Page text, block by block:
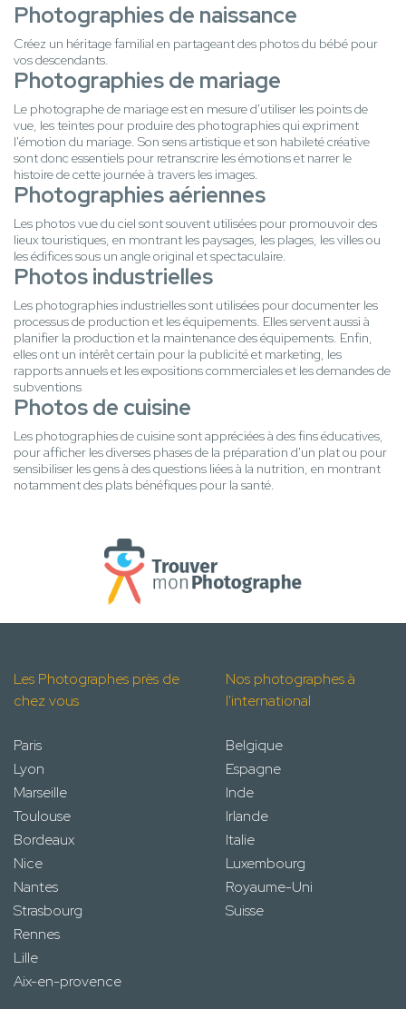
Photographies de naissance
Créez un héritage familial en partageant des photos du bébé pour
vos descendants.
Photographies de mariage
Le photographe de mariage est en mesure d'utiliser les points de
vue, les teintes pour produire des photographies qui expriment
l'émotion du mariage. Son sens artistique et son habileté créative
sont donc essentiels pour retranscrire les émotions et narrer le
histoire de cette journée à travers les images.
Photographies aériennes
Les photos vue du ciel sont souvent utilisées pour promouvoir des
lieux touristiques, en montrant les paysages, les plages, les villes ou
les édifices sous un angle original et spectaculaire.
Photos industrielles
Les photographies industrielles sont utilisées pour documenter les
processus de production et les équipements. Elles servent aussi à
planifier la production et la maintenance des équipements. Enfin,
elles ont un intérêt certain pour la publicité et marketing, les
rapports annuels et les expositions commerciales et les demandes de
subventions
Photos de cuisine
Les photographies de cuisine sont appréciées à des fins éducatives,
pour afficher les diverses phases de la préparation d'un plat ou pour
sensibiliser les gens à des questions liées à la nutrition, en montrant
notamment des plats bénéfiques pour la santé.
Les Photographes près de
chez vous
Paris
Lyon
Marseille
Toulouse
Bordeaux
Nice
Nantes
Strasbourg
Rennes
Lille
Aix-en-provence
Nos photographes à
l'international
Belgique
Espagne
Inde
Irlande
Italie
Luxembourg
Royaume-Uni
Suisse